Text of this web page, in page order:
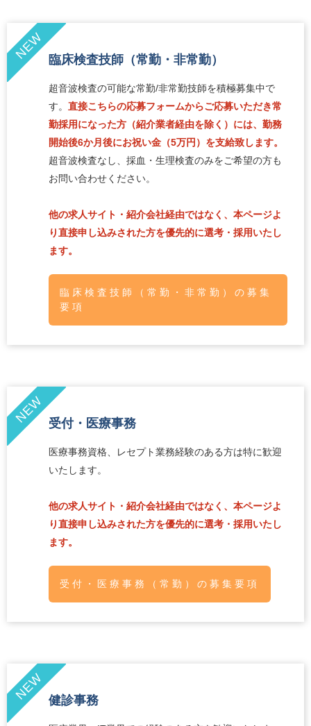
NEW 臨床検査技師（常勤・非常勤）
超音波検査の可能な常勤/非常勤技師を積極募集中で
す。 直接こちらの応募フォームからご応募いただき常
勤採用になった方（紹介業者経由を除く）には、勤務
開始後6か月後にお祝い金（5万円）を支給致します。
超音波検査なし、採血・生理検査のみをご希望の方も
お問い合わせください。
他の求人サイト・紹介会社経由ではなく、本ページよ
り直接申し込みされた方を優先的に選考・採用いたし
ます。
臨床検査技師（常勤・非常勤）の募集
要項
NEW 受付・医療事務
医療事務資格、レセプト業務経験のある方は特に歓迎
いたします。
他の求人サイト・紹介会社経由ではなく、本ページよ
り直接申し込みされた方を優先的に選考・採用いたし
ます。
受付・医療事務（常勤）の募集要項
NEW 健診事務